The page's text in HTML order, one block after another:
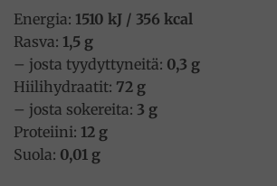
Energia: 1510 kJ / 356 kcal
Rasva: 1,5 g
– josta tyydyttyneitä: 0,3 g
Hiilihydraatit: 72 g
– josta sokereita: 3 g
Proteiini: 12 g
Suola: 0,01 g